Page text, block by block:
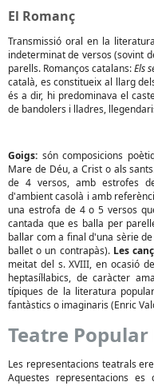
El Romanç
Transmissió oral en la
indeterminat de versos (sovint
parells. Romanços catalans:Els
català, es constitueix al llarg
és a dir, hi predominava el
de bandolers i lladres,
Goigs: són composicions
Mare de Déu, a Crist o als
de 4 versos, amb estrofes
d'ambient casolà i amb
una estrofa de 4 o 5 versos
cantada que es balla per
ballar com a final d'una sèrie
ballet o un contrapàs). Les
meitat del s. XVIII, en ocasió
heptasíl·labics, de caràcter
típiques de la literatura
fantàstics o imaginaris (Enric
Teatre
Les representacions teatrals
Aquestes representacions es